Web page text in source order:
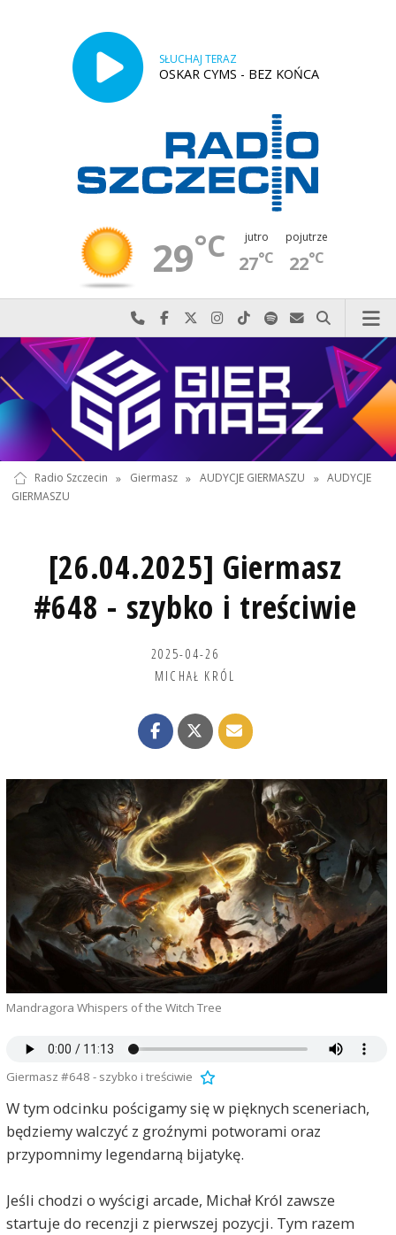
SŁUCHAJ TERAZ
OSKAR CYMS - BEZ KOŃCA
29°C jutro
27°C
pojutrze
22°C
Najlepiej po prostu do nas zadzwoń
Odwiedź nas na Facebook-u
Odwiedź nas na X
Odwiedź nas na Instagram-ie
Odwiedź nas na TikTok-u
Szukaj nas na Spotify
Wyślij do nas
Szukaj
Radio Szczecin » Giermasz » AUDYCJE GIERMASZU » AUDYCJE
GIERMASZU
[26.04.2025] Giermasz
#648 - szybko i treściwie
2025-04-26
MICHAŁ KRÓL
Mandragora Whispers of the Witch Tree
Giermasz #648 - szybko i treściwie
W tym odcinku pościgamy się w pięknych sceneriach,
będziemy walczyć z groźnymi potworami oraz
przypomnimy legendarną bijatykę.
Jeśli chodzi o wyścigi arcade, Michał Król zawsze
startuje do recenzji z pierwszej pozycji. Tym razem